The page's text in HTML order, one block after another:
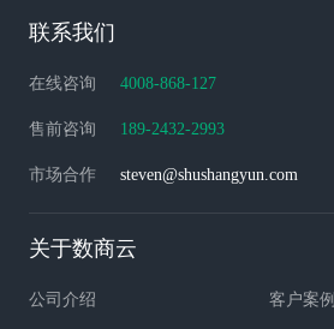
联系我们
在线咨询 4008-868-127
售前咨询 189-2432-2993
市场合作 steven@shushangyun.com
关于数商云
公司介绍 客户案例